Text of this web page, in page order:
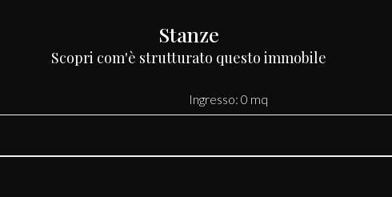
Stanze
Scopri com'è strutturato questo immobile
Ingresso: 0 mq